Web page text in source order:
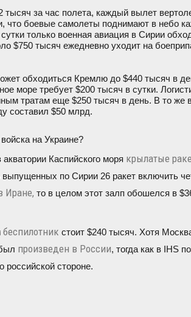
за час полета, каждый вылет
что боевые самолеты поднимают в небо
только военная авиация в Сирии
$750 тысяч ежедневно уходит на
обходиться Кремлю до $440 тысяч в
море требует $200 тысяч в сутки.
тратам еще $250 тысяч в день. В то же
составил $50 млрд.
на Украине?
Каспийского моря крылатые
по Сирии 26 ракет включить
Иране, то в целом этот залп обошелся в
беспилотник стоит $240 тысяч. Хотя
произведен в России, тогда как в IHS
российской стороне.